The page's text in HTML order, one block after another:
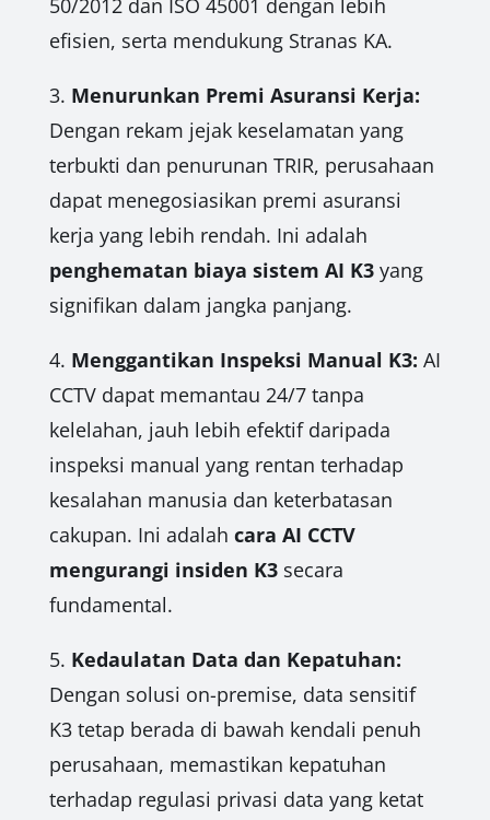
50/2012 dan ISO 45001 dengan lebih
efisien, serta mendukung Stranas KA.
3. Menurunkan Premi Asuransi Kerja:
Dengan rekam jejak keselamatan yang
terbukti dan penurunan TRIR, perusahaan
dapat menegosiasikan premi asuransi
kerja yang lebih rendah. Ini adalah
penghematan biaya sistem AI K3yang
signifikan dalam jangka panjang.
4. Menggantikan Inspeksi Manual K3: AI
CCTV dapat memantau 24/7 tanpa
kelelahan, jauh lebih efektif daripada
inspeksi manual yang rentan terhadap
kesalahan manusia dan keterbatasan
cakupan. Ini adalah cara AI CCTV
mengurangi insiden K3secara
fundamental.
5. Kedaulatan Data dan Kepatuhan:
Dengan solusi on-premise, data sensitif
K3 tetap berada di bawah kendali penuh
perusahaan, memastikan kepatuhan
terhadap regulasi privasi data yang ketat